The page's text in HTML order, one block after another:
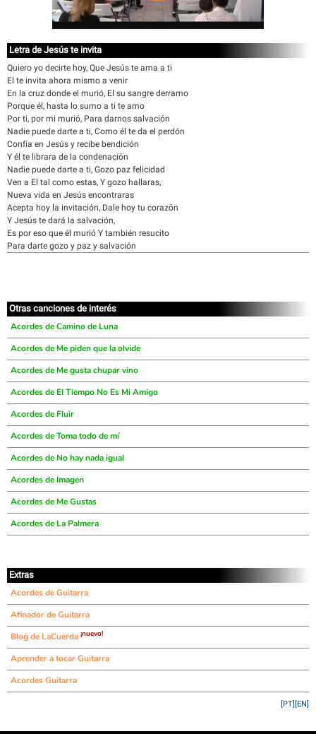
Letra de Jesús te invita
Quiero yo decirte hoy, Que Jesús te ama a ti
El te invita ahora mismo a venir
En la cruz donde el murió, El su sangre derramo
Porque él, hasta lo sumo a ti te amo
Por ti, por mi murió, Para darnos salvación
Nadie puede darte a ti, Como él te da el perdón
Confía en Jesús y recibe bendición
Y él te librara de la condenación
Nadie puede darte a ti, Gozo paz felicidad
Ven a El tal como estas, Y gozo hallaras,
Nueva vida en Jesús encontraras
Acepta hoy la invitación, Dale hoy tu corazón
Y Jesús te dará la salvación,
Es por eso que él murió Y también resucito
Para darte gozo y paz y salvación
Otras canciones de interés
Acordes de Camino de Luna
Acordes de Me piden que la olvide
Acordes de Me gusta chupar vino
Acordes de El Tiempo No Es Mi Amigo
Acordes de Fluir
Acordes de Toma todo de mí
Acordes de No hay nada igual
Acordes de Imagen
Acordes de Me Gustas
Acordes de La Palmera
Extras
Acordes de Guitarra
Afinador de Guitarra
Blog de LaCuerda ¡nuevo!
Aprender a tocar Guitarra
Acordes Guitarra
[EN]
[PT]